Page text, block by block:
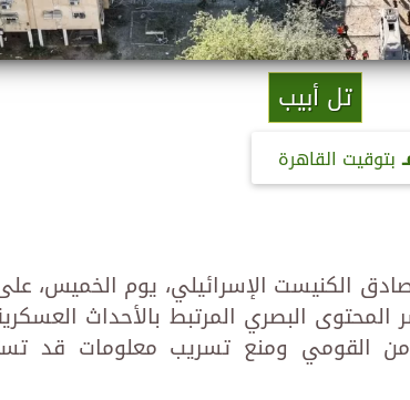
تل أبيب
بتوقيت القاهرة
الكنيست الإسرائيلي، يوم الخميس،
البصري المرتبط بالأحداث
القومي ومنع تسريب معلومات قد